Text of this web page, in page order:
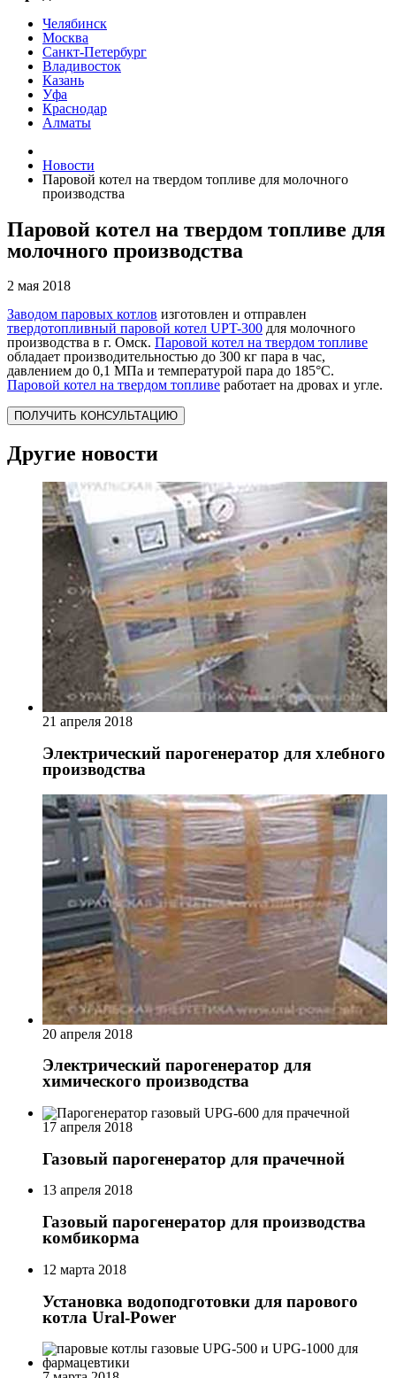
Челябинск
Москва
Санкт-Петербург
Владивосток
Казань
Уфа
Краснодар
Алматы
Новости
Паровой котел на твердом топливе для молочного
производства
Паровой котел на твердом топливе для
молочного производства
2 мая 2018
Заводом паровых котлов изготовлен и отправлен
твердотопливный паровой котел UPT-300 для молочного
производства в г. Омск. Паровой котел на твердом топливе
обладает производительностью до 300 кг пара в час,
давлением до 0,1 МПа и температурой пара до 185°С.
Паровой котел на твердом топливе работает на дровах и угле.
ПОЛУЧИТЬ КОНСУЛЬТАЦИЮ
Другие новости
21 апреля 2018
Электрический парогенератор для хлебного
производства
20 апреля 2018
Электрический парогенератор для
химического производства
17 апреля 2018
Газовый парогенератор для прачечной
13 апреля 2018
Газовый парогенератор для производства
комбикорма
12 марта 2018
Установка водоподготовки для парового
котла Ural-Power